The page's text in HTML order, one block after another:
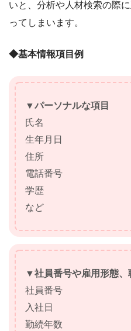
いと、分析や人材検索の際
ってしまいます。
◆基本情報項目例
▼パーソナルな項目
氏名
生年月日
住所
電話番号
学歴
など
▼社員番号や雇用形態、
社員番号
入社日
勤続年数